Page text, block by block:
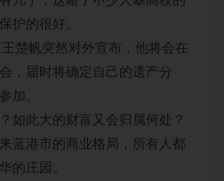
护的很好。
楚帆突然对外宣布，他将会在
，届时将确定自己的遗产分
加。
如此大的财富又会归属何处？
蓝港市的商业格局，所有人都
的庄园。